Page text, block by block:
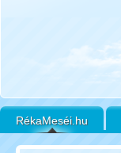
RékaMeséi.hu